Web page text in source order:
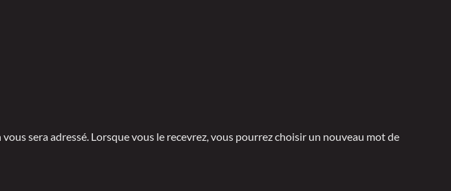
sera adressé. Lorsque vous le recevrez, vous pourrez choisir un nouveau mot de